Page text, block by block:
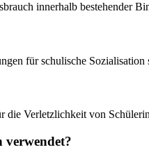
innerhalb bestehender
für schulische
die Verletzlichkeit von
verwendet?